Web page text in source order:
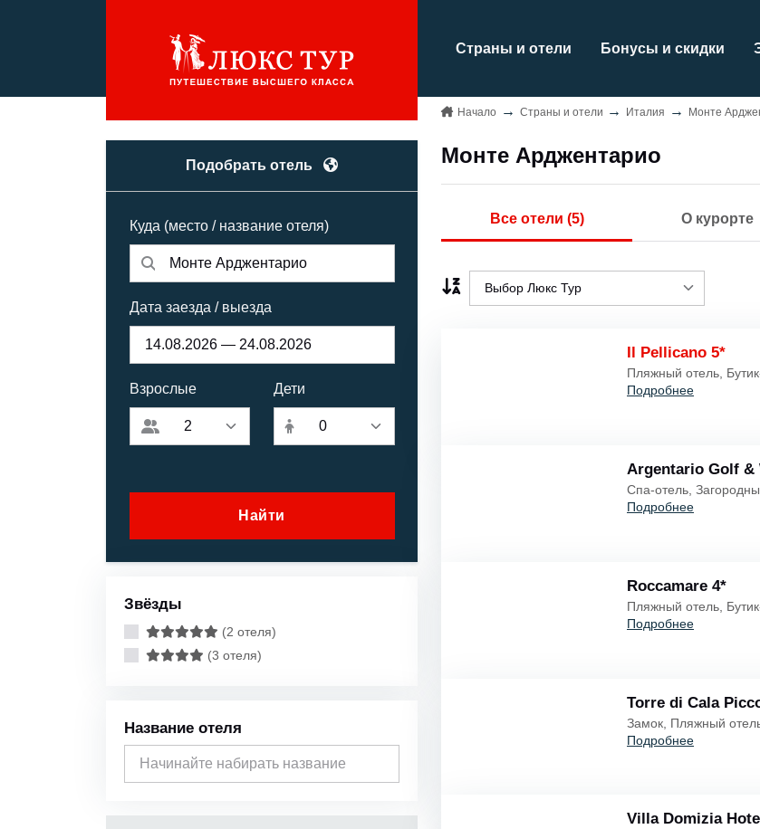
Страны и отели Бонусы и скидки
Подобрать отель
Куда (место / название отеля)
Дата заезда / выезда
Взрослые Дети
Найти
Звёзды
(2 отеля)
(3 отеля)
Название отеля
Начало Страны и отели Италия Монте
Монте Арджентарио
Все отели (5) О курорте
Выбор Люкс Тур
Il Pellicano 5*
Пляжный отель,
Подробнее
Argentario Golf &
Спа-отель,
Подробнее
Roccamare 4*
Пляжный отель,
Подробнее
Torre di Cala
Замок, Пляжный
Подробнее
Villa Domizia